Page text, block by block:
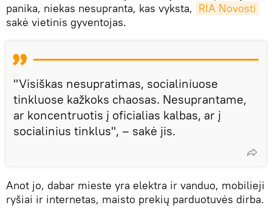
panika, niekas nesupranta, kas vyksta, RIA Novosti
sakė vietinis gyventojas.
"Visiškas nesupratimas, socialiniuose
tinkluose kažkoks chaosas. Nesuprantame,
ar koncentruotis į oficialias kalbas, ar į
socialinius tinklus", – sakė jis.
Anot jo, dabar mieste yra elektra ir vanduo, mobilieji
ryšiai ir internetas, maisto prekių parduotuvės dirba.